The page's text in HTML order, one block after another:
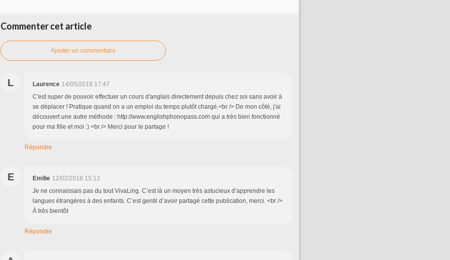
Commenter cet article
Ajouter un commentaire
L Laurence 14/05/2018 17:47
C'est super de pouvoir effectuer un cours d'anglais directement depuis chez soi sans avoir à
se déplacer ! Pratique quand on a un emploi du temps plutôt chargé.<br /> De mon côté, j'ai
découvert une autre méthode : http://www.englishphonopass.com qui a très bien fonctionné
pour ma fille et moi :) <br /> Merci pour le partage !
Répondre
E Emilie 12/02/2018 15:12
Je ne connaissais pas du tout VivaLing. C’est là un moyen très astucieux d’apprendre les
langues étrangères à des enfants. C’est gentil d’avoir partagé cette publication, merci. <br />
À très bientôt
Répondre